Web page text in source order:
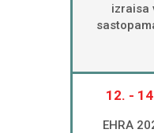
izraisa
12. -
EHRA